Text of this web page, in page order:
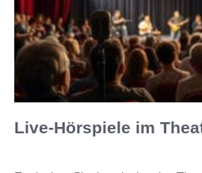
Live-Hörspiele im